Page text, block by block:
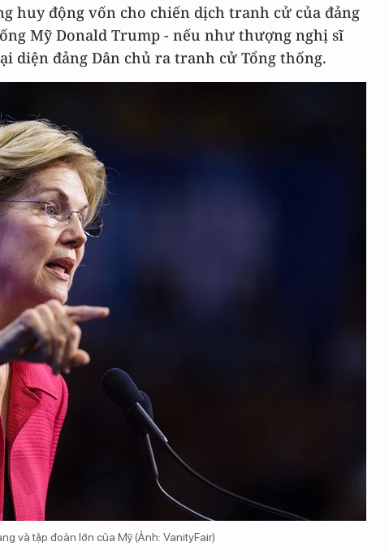
huy động vốn cho chiến dịch tranh cử của đảng
Mỹ Donald Trump - nếu như thượng nghị sĩ
diện đảng Dân chủ ra tranh cử Tổng thống.
và tập đoàn lớn của Mỹ (Ảnh: VanityFair)